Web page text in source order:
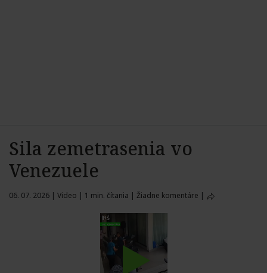
Sila zemetrasenia vo
Venezuele
06. 07. 2026 | Video | 1 min. čítania | Žiadne komentáre |
Play